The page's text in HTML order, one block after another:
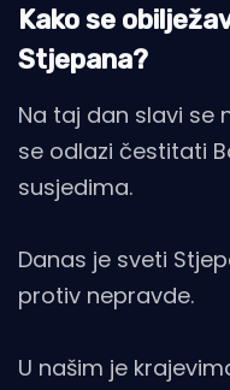
Kako se
Stjepana?
Na taj dan slavi se
se odlazi čestitati
susjedima.
Danas je sveti
protiv nepravde.
U našim je